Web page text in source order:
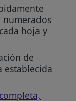
numerados
hoja y
de
establecida